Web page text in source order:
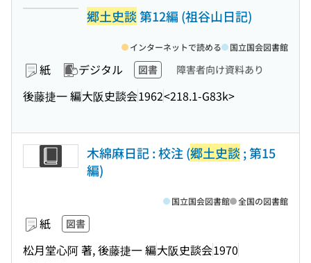
郷土史談第12編 (祖谷山日記)
紙 デジタル 図書 障害者向け資料あり
後藤捷一 編大阪史談会1962<218.1-G83k>
インターネットで読める 国立国会図書館
木綿麻日記 : 校注 (郷土史談 ; 第15
編)
紙 図書
松月堂心阿 著, 後藤捷一 編大阪史談会1970
国立国会図書館 全国の図書館